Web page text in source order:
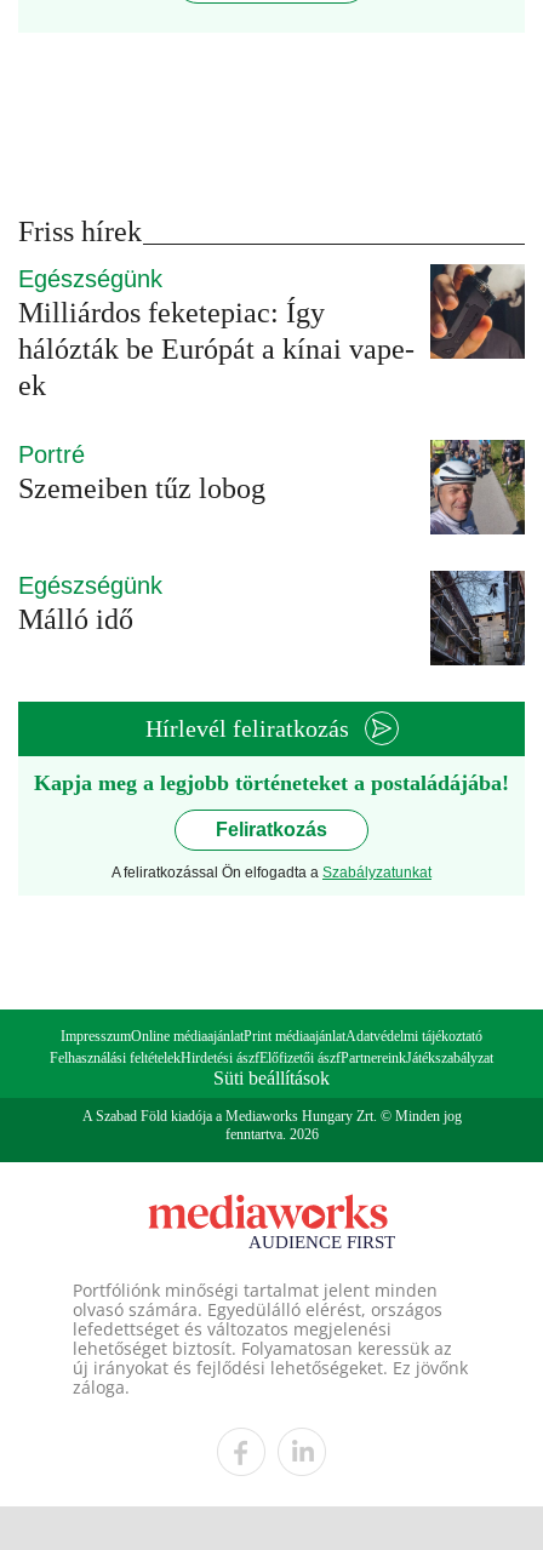
Friss hírek
Egészségünk
Milliárdos feketepiac: Így
hálózták be Európát a kínai vape-
ek
Portré
Szemeiben tűz lobog
Egészségünk
Málló idő
Hírlevél feliratkozás
Kapja meg a legjobb történeteket a postaládájába!
Feliratkozás
A feliratkozással Ön elfogadta a Szabályzatunkat
ImpresszumOnline médiaajánlatPrint médiaajánlatAdatvédelmi tájékoztató
Felhasználási feltételekHirdetési ászfElőfizetői ászfPartnereinkJátékszabályzat
Süti beállítások
A Szabad Föld kiadója a Mediaworks Hungary Zrt. © Minden jog
fenntartva. 2026
Portfóliónk minőségi tartalmat jelent minden
olvasó számára. Egyedülálló elérést, országos
lefedettséget és változatos megjelenési
lehetőséget biztosít. Folyamatosan keressük az
új irányokat és fejlődési lehetőségeket. Ez jövőnk
záloga.